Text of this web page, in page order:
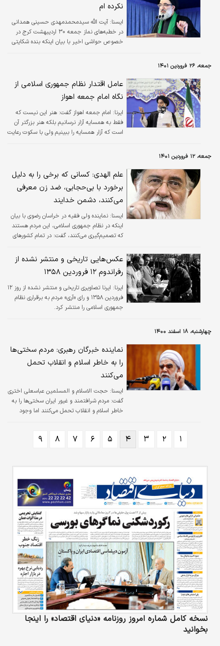
نکرده ام
ايسنا: آیت الله سیدمحمدمهدی حسینی همدانی
در خطبه‌های نماز جمعه ۳۰ اردیبهشت کرج در
خصوص حواشی اخیر با بیان اینکه بنده شکایتی
نسبت‌هایی به بنده و دستگاه‌ها داده‌اند، قصد
داشتم مفصل به شرح نکاتی بپردازم اما دیدم
دستگاه قضا به خوبی بخشی از مطالب را توضیح
داده است.
جمعه، ۲۶ فروردین ۱۴۰۱
عامل اقتدار نظام جمهوری اسلامی از
نگاه امام جمعه اهواز
ایرنا: امام جمعه اهواز گفت: هنر این نیست که
فقط به همسایه آزار نرسانیم بلکه هنر بزرگتر آن
است که آزار همسایه را ببینیم ولی با سکوت رعایت
جمعه، ۱۲ فروردین ۱۴۰۱
علم الهدی: کسانی که برخی را به دلیل
برخورد با بی‌حجابی، ضد زن معرفی
می‌کنند، دشمن خدایند
ايسنا: نماینده ولی فقیه در خراسان رضوی با بیان
اینکه در نظام جمهوری اسلامی، این مردم هستند
که تصمیم‌گیری می‌کنند، گفت: در تمام کشورهای
غربی، لابی صهیونیستی تصمیم می‌گیرد، نه مردم.
اما در کشور ما خواست و اراده مردم بر تمام
مقدرات این کشور مسلط است و غیر از اراده مردم
جریان دیگری حاکم نیست.
عکس‌هایی تاریخی و منتشر نشده از
رفراندوم ۱۲ فروردین ۱۳۵۸
ایرنا:
ایرنا تصاویری تاریخی و منتشر نشده از روز ۱۲
فروردین ۱۳۵۸ و رای «آری» مردم به برقراری نظام
جمهوری اسلامی را منتشر کرد.
چهارشنبه، ۱۸ اسفند ۱۴۰۰
نماینده خبرگان رهبری: مردم سختی‌ها
را به خاطر اسلام و انقلاب تحمل
می‌کنند
ايسنا: حجت الاسلام و المسلمین عباسعلی اختری
گفت: مردم شرافتمند و غیور ایران سختی‌ها را به
خاطر اسلام و انقلاب تحمل می‌کنند اما وجود
زیاده‌خواهی‌ها می‌ایستند.
۱ ۲ ۳ ۴ ۵ ۶ ۷ ۸ ۹
نسخه کامل شماره امروز روزنامه «دنیای‌ اقتصاد» را اینجا
بخوانید